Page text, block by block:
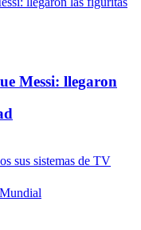
Messi: llegaron